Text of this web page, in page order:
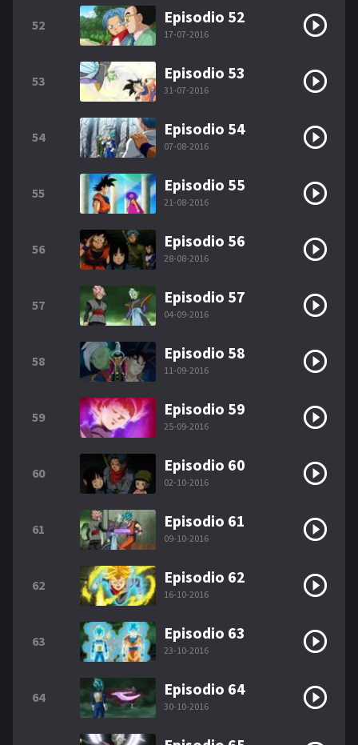
52 Episodio 52
17-07-2016
53 Episodio 53
31-07-2016
54 Episodio 54
07-08-2016
55 Episodio 55
21-08-2016
56 Episodio 56
28-08-2016
57 Episodio 57
04-09-2016
58 Episodio 58
11-09-2016
59 Episodio 59
25-09-2016
60 Episodio 60
02-10-2016
61 Episodio 61
09-10-2016
62 Episodio 62
16-10-2016
63 Episodio 63
23-10-2016
64 Episodio 64
30-10-2016